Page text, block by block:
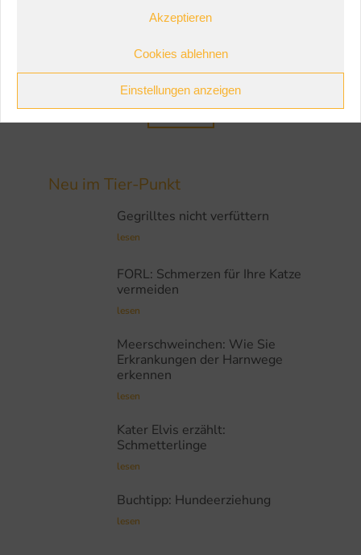
Akzeptieren
Cookies ablehnen
Einstellungen anzeigen
Dr. John Bradshaw /EAN/IBAN:
14,99 €
zurück
Neu im Tier-Punkt
Gegrilltes nicht verfüttern
lesen
FORL: Schmerzen für Ihre Katze
vermeiden
lesen
Meerschweinchen: Wie Sie
Erkrankungen der Harnwege
erkennen
lesen
Kater Elvis erzählt:
Schmetterlinge
lesen
Buchtipp: Hundeerziehung
lesen